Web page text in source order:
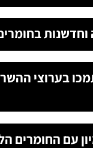
וחדשנות
עם החומרים